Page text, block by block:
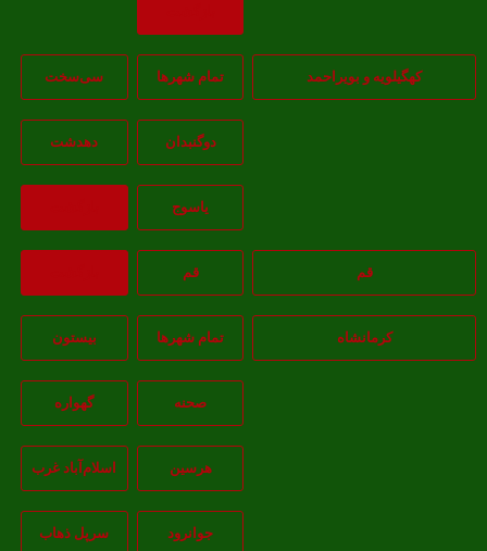
کهگیلویه و بویراحمد تمام شهر‌ها سی‌سخت
دوگنبدان دهدشت
ياسوج
کرمانشاه تمام شهر‌ها بیستون
صحنه گهواره
هرسین اسلام‌‌آباد غرب
جوانرود سرپل ذهاب